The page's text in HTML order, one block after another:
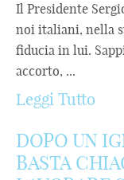
Il Presidente
noi italiani, nella
fiducia in lui.
accorto, ...
Leggi Tutto
DOPO UN
BASTA